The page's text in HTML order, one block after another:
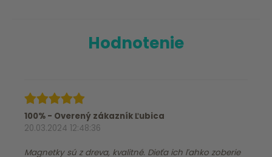
Hodnotenie
100% - Overený zákazník Ľubica
20.03.2024 12:48:36
Magnetky sú z dreva, kvalitné. Dieťa ich ľahko zoberie